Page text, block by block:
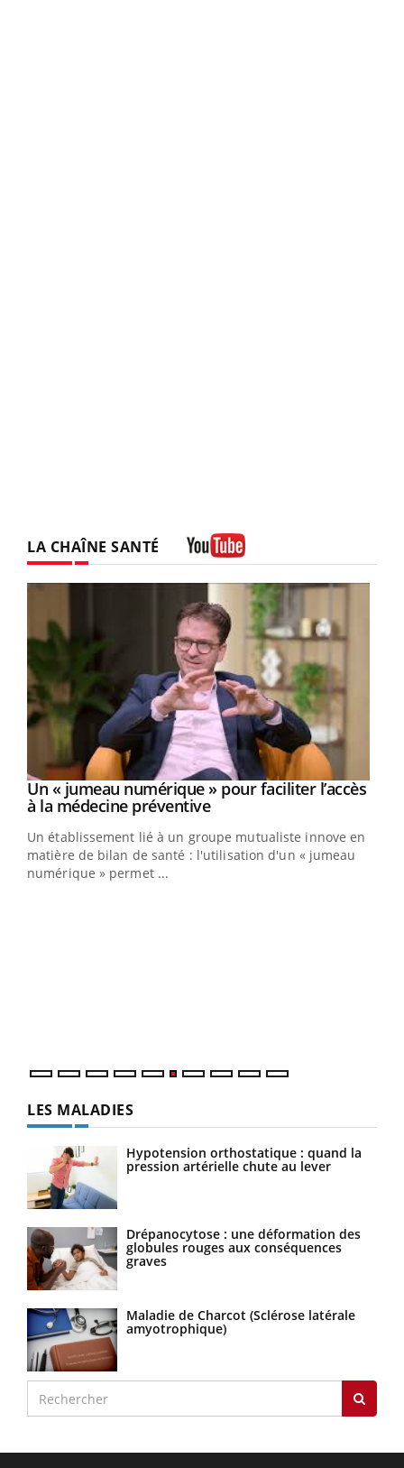
LA CHAÎNE SANTÉ
Youtube
Un « jumeau numérique » pour faciliter l’accès
à la médecine préventiveYoutube
Un établissement lié à un groupe mutualiste innove en
matière de bilan de santé : l'utilisation d'un « jumeau
numérique » permet ...
LES MALADIES
Hypotension orthostatique : quand la
pression artérielle chute au lever
Drépanocytose : une déformation des
globules rouges aux conséquences
graves
Maladie de Charcot (Sclérose latérale
amyotrophique)